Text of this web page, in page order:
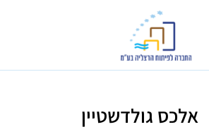
אלכס גולדשטיין